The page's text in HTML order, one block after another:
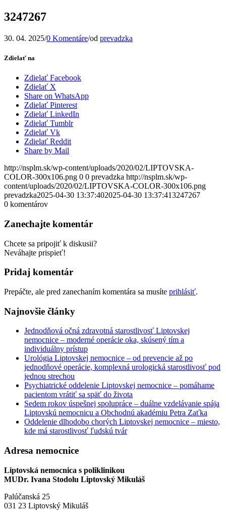
3247267
30. 04. 2025/0 Komentáre/od prevadzka
Zdielať na
Zdielať Facebook
Zdielať X
Share on WhatsApp
Zdielať Pinterest
Zdielať LinkedIn
Zdielať Tumblr
Zdielať Vk
Zdielať Reddit
Share by Mail
http://nsplm.sk/wp-content/uploads/2020/02/LIPTOVSKA-
COLOR-300x106.png 0 0 prevadzka http://nsplm.sk/wp-
content/uploads/2020/02/LIPTOVSKA-COLOR-300x106.png
prevadzka2025-04-30 13:37:402025-04-30 13:37:413247267
0 komentárov
Zanechajte komentár
Chcete sa pripojiť k diskusii?
Neváhajte prispieť!
Pridaj komentár
Prepáčte, ale pred zanechaním komentára sa musíte prihlásiť.
Najnovšie články
Jednodňová očná zdravotná starostlivosť Liptovskej
nemocnice – moderné operácie oka, skúsený tím a
individuálny prístup
Urológia Liptovskej nemocnice – od prevencie až po
jednodňové operácie, komplexná urologická starostlivosť pod
jednou strechou
Psychiatrické oddelenie Liptovskej nemocnice – pomáhame
pacientom vrátiť sa späť do života
Sedem rokov úspešnej spolupráce – duálne vzdelávanie spája
Liptovskú nemocnicu a Obchodnú akadémiu Petra Zaťka
Oddelenie dlhodobo chorých Liptovskej nemocnice – miesto,
kde má starostlivosť ľudskú tvár
Adresa nemocnice
Liptovská nemocnica s poliklinikou
MUDr. Ivana Stodolu Liptovský Mikuláš
Palúčanská 25
031 23 Liptovský Mikuláš